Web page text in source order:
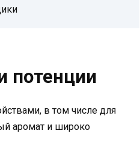
потенции
в том числе для
аромат и широко